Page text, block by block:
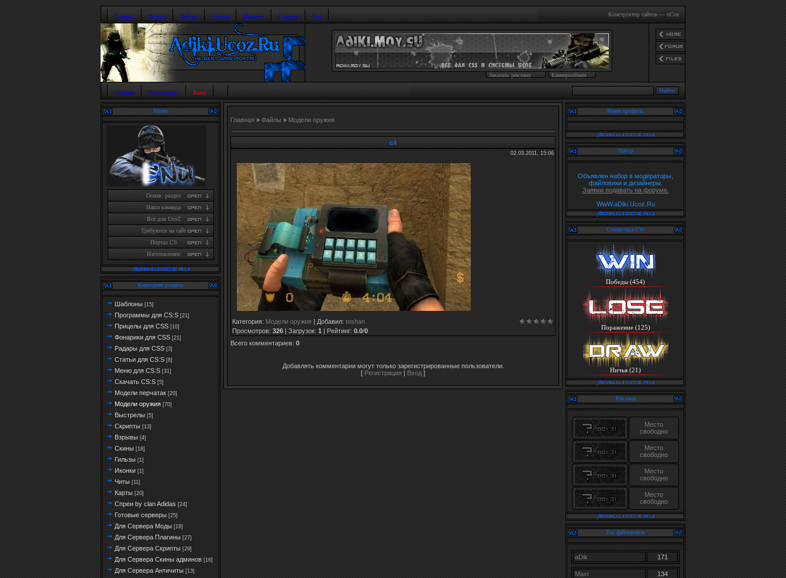
Главная Форум Файлы Статьи Новости Галерея Топ Конструктор сайтов — uCoz
Баннерообмен
Заказать рекламу
Главная Регистрация Вход
Меню
Основ. раздел
Наша каманда
Все для UcoZ
Требуются на сайт
Портал CS
Изготовление
Категории раздела
Шаблоны [15]
Программы для CS:S [21]
Прицелы для CSS [10]
Фонарики для CSS [21]
Радары для CSS [3]
Статьи для CS:S [8]
Меню для CS:S [31]
Скачать CS:S [5]
Модели перчатак [20]
Модели оружия [70]
Выстрелы [5]
Скрипты [13]
Взрывы [4]
Скины [18]
Гильзы [1]
Иконки [1]
Читы [11]
Карты [20]
Спреи by clan Adidas [24]
Готовые серверы [25]
Для Сервера Моды [19]
Для Сервера Плагины [27]
Для Сервера Скрипты [29]
Для Сервера Скины админов [16]
Для Сервера Античиты [13]
Главная » Файлы » Модели оружия
с4
02.03.2011, 15:06
Категория: Модели оружия | Добавил: toshan
Просмотров: 326 | Загрузок: 1 | Рейтинг: 0.0/0
Всего комментариев: 0
Добавлять комментарии могут только зарегистрированные пользователи.
[ Регистрация | Вход ]
Мини профиль
Набор
Объявлен набор в модераторы,
файловики и дизайнеры.
Заявки подавать на форуме.
WwW.aDiki.Ucoz.Ru
Статистика CW
Победы (454)
Поражение (125)
Ничья (21)
Реклама
Место
свободно
Место
свободно
Место
свободно
Место
свободно
Топ файловиков
aDik 171
Maxi 134